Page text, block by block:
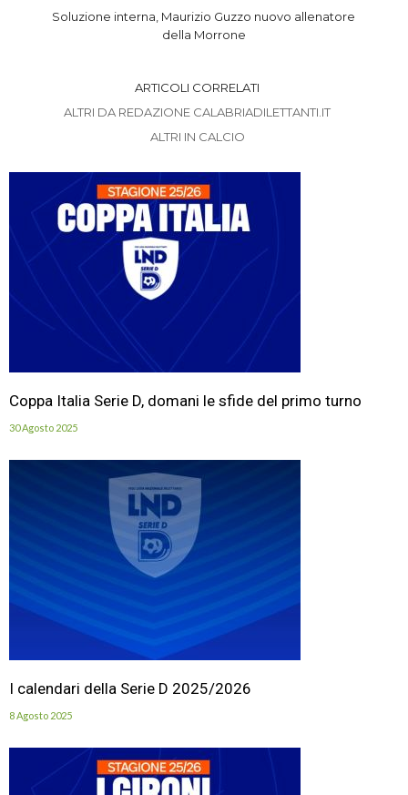
Soluzione interna, Maurizio Guzzo nuovo allenatore
della Morrone
ARTICOLI CORRELATI
ALTRI DA REDAZIONE CALABRIADILETTANTI.IT
ALTRI IN CALCIO
Coppa Italia Serie D, domani le sfide del primo turno
30 Agosto 2025
I calendari della Serie D 2025/2026
8 Agosto 2025